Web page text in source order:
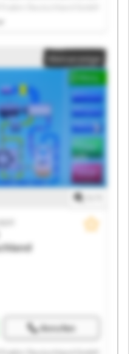
Deutschland GmbH
Deutschland GmbH
Deutschland GmbH
Deutschland GmbH
Deutschland GmbH
Deutschland GmbH
Deutschland GmbH
Kleinanzeige
Anrufen